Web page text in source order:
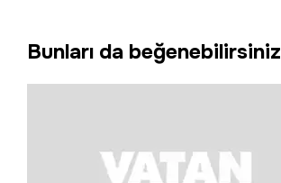
Bunları da beğenebilirsiniz